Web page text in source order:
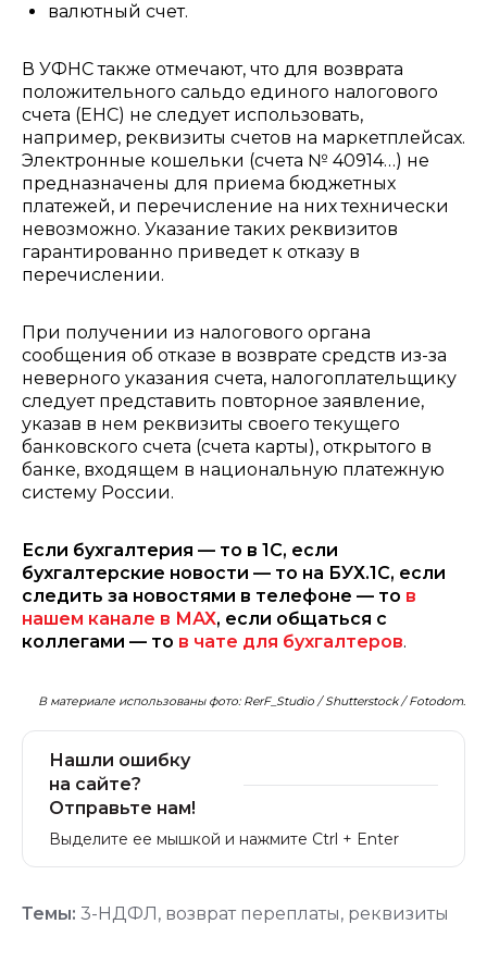
валютный счет.
В УФНС также отмечают, что для возврата
положительного сальдо единого налогового
счета (ЕНС) не следует использовать,
например, реквизиты счетов на маркетплейсах.
Электронные кошельки (счета № 40914…) не
предназначены для приема бюджетных
платежей, и перечисление на них технически
невозможно. Указание таких реквизитов
гарантированно приведет к отказу в
перечислении.
При получении из налогового органа
сообщения об отказе в возврате средств из-за
неверного указания счета, налогоплательщику
следует представить повторное заявление,
указав в нем реквизиты своего текущего
банковского счета (счета карты), открытого в
банке, входящем в национальную платежную
систему России.
Если бухгалтерия — то в 1С, если
бухгалтерские новости — то на БУХ.1С, если
следить за новостями в телефоне — то в
нашем канале в МАХ, если общаться с
коллегами — то в чате для бухгалтеров.
В материале использованы фото: RerF_Studio / Shutterstock / Fotodom.
Нашли ошибку
на сайте?
Отправьте нам!
Выделите ее мышкой и нажмите Ctrl + Enter
Темы: 3-НДФЛ, возврат переплаты, реквизиты